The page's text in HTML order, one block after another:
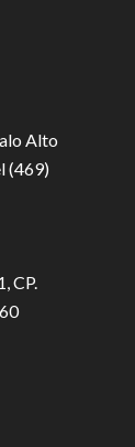
Alto
(469)
CP.